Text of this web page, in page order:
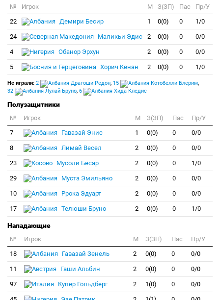
№ Игрок M З(ЗП) Пас
Пр/У
22
Демири Бесир 1 0(0) 0 1/0
24 Маликьи Эдис 2 0(0) 0 0/0
4 Обанор Эрхун 2 0(0) 0 0/0
5 Хорич Кенан 2 0(0) 0 1/0
Не играли: 2 Драгоши Редон, 15 Котобелли Блерим,
32
Лулай Бруно, 6 Хида Кледис
Полузащитники
№ Игрок M З(ЗП) Пас
Пр/У
7
Гавазай Энис 1 0(0) 0 0/0
8 Лимай Весел 2 0(0) 0 0/0
23 Мусоли Бесар 2 0(0) 0 1/0
29 Муста Эмильяно 2 0(0) 0 0/0
10 Ррока Эдуарт 2 0(0) 0 0/0
17 Телюши Бруно 2 0(0) 0 1/0
Нападающие
№ Игрок M З(ЗП) Пас
Пр/У
18
Гавазай Зенель 2 0(0) 0 0/0
11 Гаши Альбин 2 0(0) 0 0/0
97 Купер Гольдберг 2 1(0) 0 0/0